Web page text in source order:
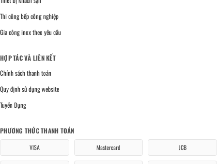
Thi công bếp công nghiệp
Gia công inox theo yêu cầu
HỢP TÁC VÀ LIÊN KẾT
Chính sách thanh toán
Quy định sử dụng website
Tuyển Dụng
PHƯƠNG THỨC THANH TOÁN
VISA Mastercard JCB